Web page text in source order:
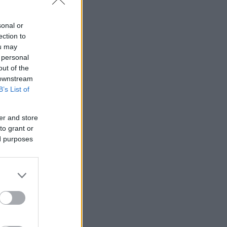
or
to
may
of the
List of
and store
grant or
purposes